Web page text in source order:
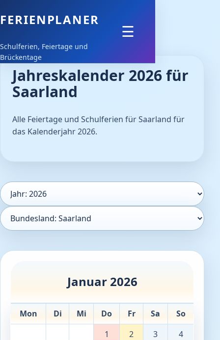
FERIENPLANER
Schulferien, Feiertage und
Brückentage
Feiertage
Schulferien
Downloads
☰
Jahreskalender 2026 für
Saarland
Alle Feiertage und Schulferien für Saarland für
das Kalenderjahr 2026.
Kalenderjahr
Bundesland
Januar 2026
Mon Di Mi Do Fr Sa
So
1
2 3
4